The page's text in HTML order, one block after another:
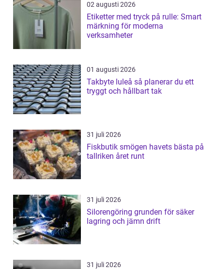
02 augusti 2026
Etiketter med tryck på rulle: Smart
märkning för moderna
verksamheter
01 augusti 2026
Takbyte luleå så planerar du ett
tryggt och hållbart tak
31 juli 2026
Fiskbutik smögen havets bästa på
tallriken året runt
31 juli 2026
Silorengöring grunden för säker
lagring och jämn drift
31 juli 2026